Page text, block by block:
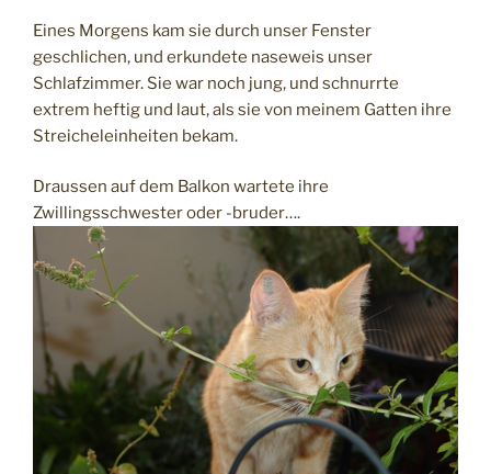
Eines Morgens kam sie durch unser Fenster
geschlichen, und erkundete naseweis unser
Schlafzimmer. Sie war noch jung, und schnurrte
extrem heftig und laut, als sie von meinem Gatten ihre
Streicheleinheiten bekam.
Draussen auf dem Balkon wartete ihre
Zwillingsschwester oder -bruder….